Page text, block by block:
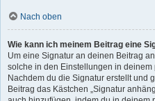
Nach oben
Wie kann ich meinem Beitrag eine
Um eine Signatur an deinen Beitrag
solche in den Einstellungen in
Nachdem du die Signatur erstellt und
Beitrag das Kästchen „Signatur